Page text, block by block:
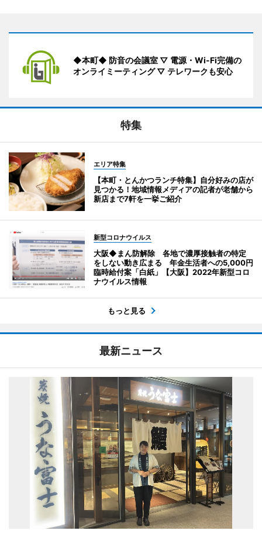
◆本町◆ 防音の会議室 ▽ 電源・Wi-Fi完備の
オンライミーティング ▽ テレワークも安心
特集
エリア特集
【本町・とんかつランチ特集】自分好みの店が
見つかる！地域情報メディアの記者が老舗から
新店まで7軒を一挙ご紹介
新型コロナウイルス
大阪◆まん防解除 各地で濃厚接触者の特定
をしない動き広まる 年金生活者への5,000円
臨時給付案「白紙」【大阪】2022年新型コロ
ナウイルス情報
もっと見る
最新ニュース